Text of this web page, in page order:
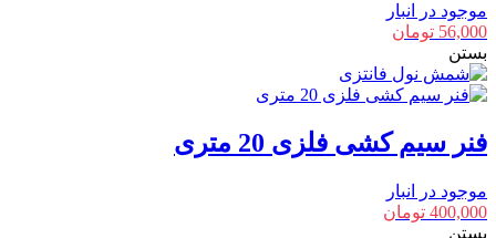
موجود در انبار
56,000 تومان
بستن
فنر سیم کشی فلزی 20 متری
موجود در انبار
400,000 تومان
بستن